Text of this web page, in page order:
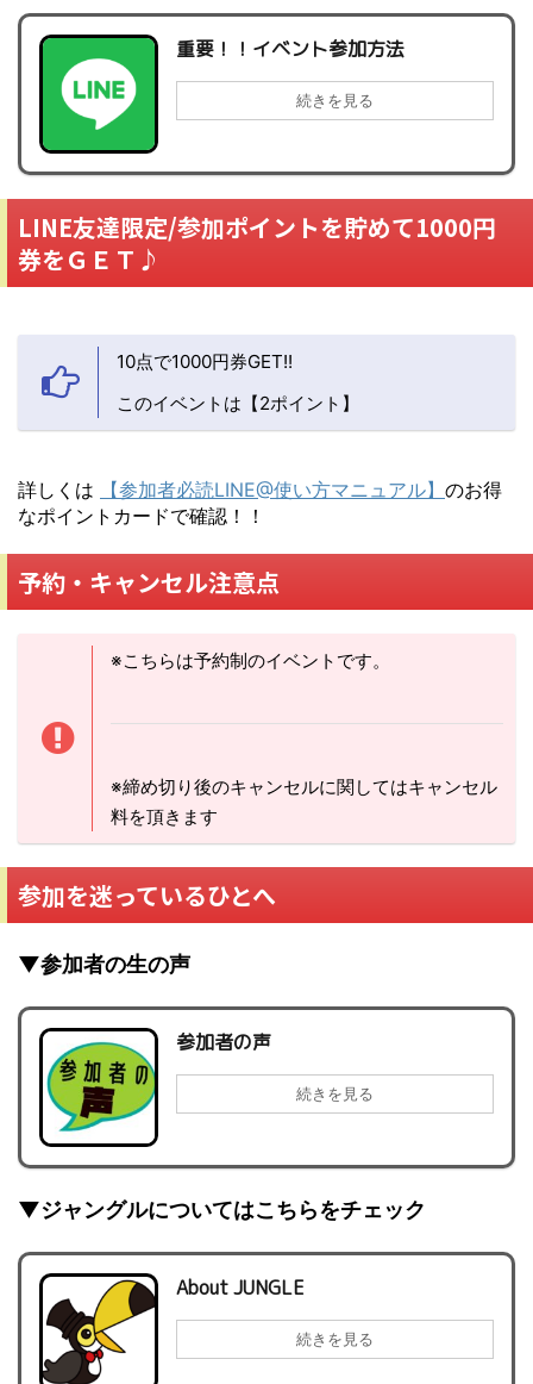
重要！！イベント参加方法
続きを見る
LINE友達限定/参加ポイントを貯めて1000円
券をＧＥＴ♪
10点で1000円券GET!!
このイベントは【2ポイント】
詳しくは 【参加者必読LINE@使い方マニュアル】 のお得
なポイントカードで確認！！
予約・キャンセル注意点
※こちらは予約制のイベントです。
※締め切り後のキャンセルに関してはキャンセル
料を頂きます
参加を迷っているひとへ
▼参加者の生の声
参加者の声
続きを見る
▼ジャングルについてはこちらをチェック
About JUNGLE
続きを見る